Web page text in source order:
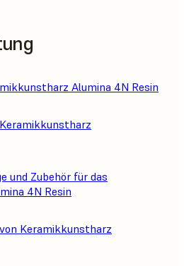
Alumina 4N Resin
und Zubehör für das
4N Resin
Keramikkunstharz